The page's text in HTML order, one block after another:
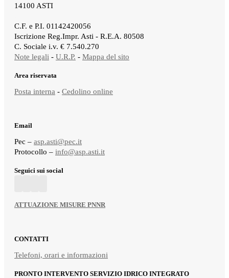
14100 ASTI
C.F. e P.I. 01142420056
Iscrizione Reg.Impr. Asti - R.E.A. 80508
C. Sociale i.v. € 7.540.270
Note legali - U.R.P. - Mappa del sito
Area riservata
Posta interna - Cedolino online
Email
Pec – asp.asti@pec.it
Protocollo – info@asp.asti.it
Seguici sui social
ATTUAZIONE MISURE PNNR
CONTATTI
Telefoni, orari e informazioni
PRONTO INTERVENTO SERVIZIO IDRICO INTEGRATO